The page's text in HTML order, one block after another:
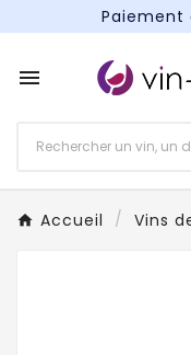
Paiement
Paiement

Accueil Vins